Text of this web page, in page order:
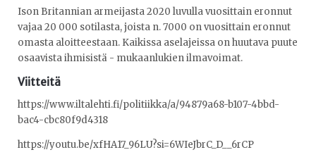
Ison Britannian armeijasta 2020 luvulla vuosittain eronnut
vajaa 20 000 sotilasta, joista n. 7000 on vuosittain eronnut
omasta aloitteestaan. Kaikissa aselajeissa on huutava puute
osaavista ihmisistä - mukaanlukien ilmavoimat.
Viitteitä
https://www.iltalehti.fi/politiikka/a/94879a68-b107-4bbd-
bac4-cbc80f9d4318
https://youtu.be/xfHA17_96LU?si=6WIeJbrC_D__6rCP